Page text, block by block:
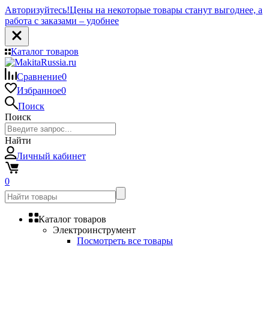
Авторизуйтесь!Цены на некоторые товары станут выгоднее, а
работа с заказами – удобнее
Каталог товаров
Сравнение0
Избранное0
Поиск
Поиск
Найти
Личный кабинет
0
Каталог товаров
Электроинструмент
Посмотреть все товары